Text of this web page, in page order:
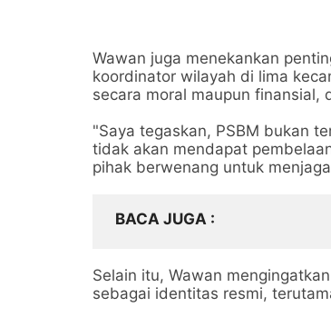
Wawan juga menekankan
koordinator wilayah di lima
secara moral maupun finansial,
"Saya tegaskan, PSBM bukan
tidak akan mendapat
pihak berwenang untuk
BACA JUGA
Selain itu, Wawan
sebagai identitas resmi,